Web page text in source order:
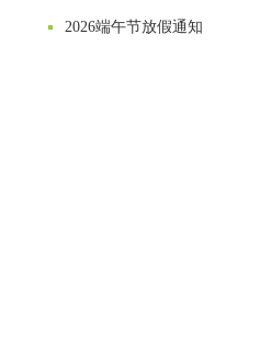
2026端午节放假通知